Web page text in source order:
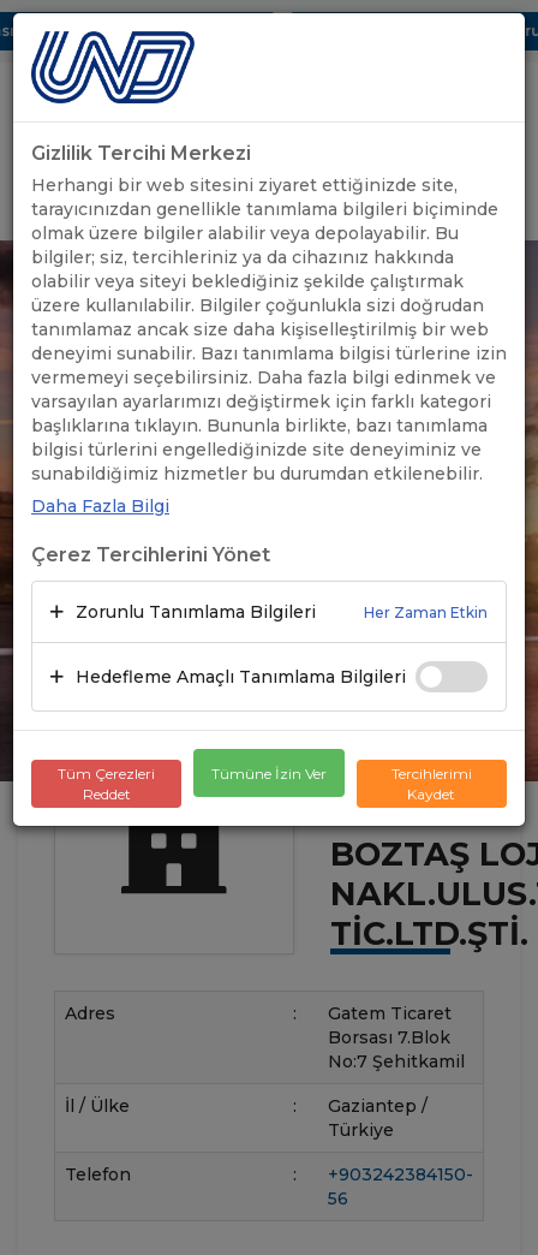
Dijital UBAK Bölümü Hakkında UND, Yunanistan Vize
Uluslararası Nakliyeciler Derneği
GİRİŞ YAP
BOZTAŞ
TİC.LTD.ŞTİ.
Adres :
Gatem Ticaret
Borsası 7.Blok
No:7 Şehitkamil
İl / Ülke :
Gaziantep /
Türkiye
Telefon :
+903242384150-
56
Gizlilik Tercihi Merkezi
Herhangi bir web sitesini ziyaret ettiğinizde site,
tarayıcınızdan genellikle tanımlama bilgileri biçiminde
olmak üzere bilgiler alabilir veya depolayabilir. Bu
bilgiler; siz, tercihleriniz ya da cihazınız hakkında
olabilir veya siteyi beklediğiniz şekilde çalıştırmak
üzere kullanılabilir. Bilgiler çoğunlukla sizi doğrudan
tanımlamaz ancak size daha kişiselleştirilmiş bir web
deneyimi sunabilir. Bazı tanımlama bilgisi türlerine izin
vermemeyi seçebilirsiniz. Daha fazla bilgi edinmek ve
varsayılan ayarlarımızı değiştirmek için farklı kategori
başlıklarına tıklayın. Bununla birlikte, bazı tanımlama
bilgisi türlerini engellediğinizde site deneyiminiz ve
sunabildiğimiz hizmetler bu durumdan etkilenebilir.
Daha Fazla Bilgi
Çerez Tercihlerini Yönet
Zorunlu Tanımlama Bilgileri Her Zaman Etkin
Hedefleme Amaçlı Tanımlama Bilgileri
Tüm Çerezleri
Reddet
Tümüne İzin Ver
Tercihlerimi
Kaydet